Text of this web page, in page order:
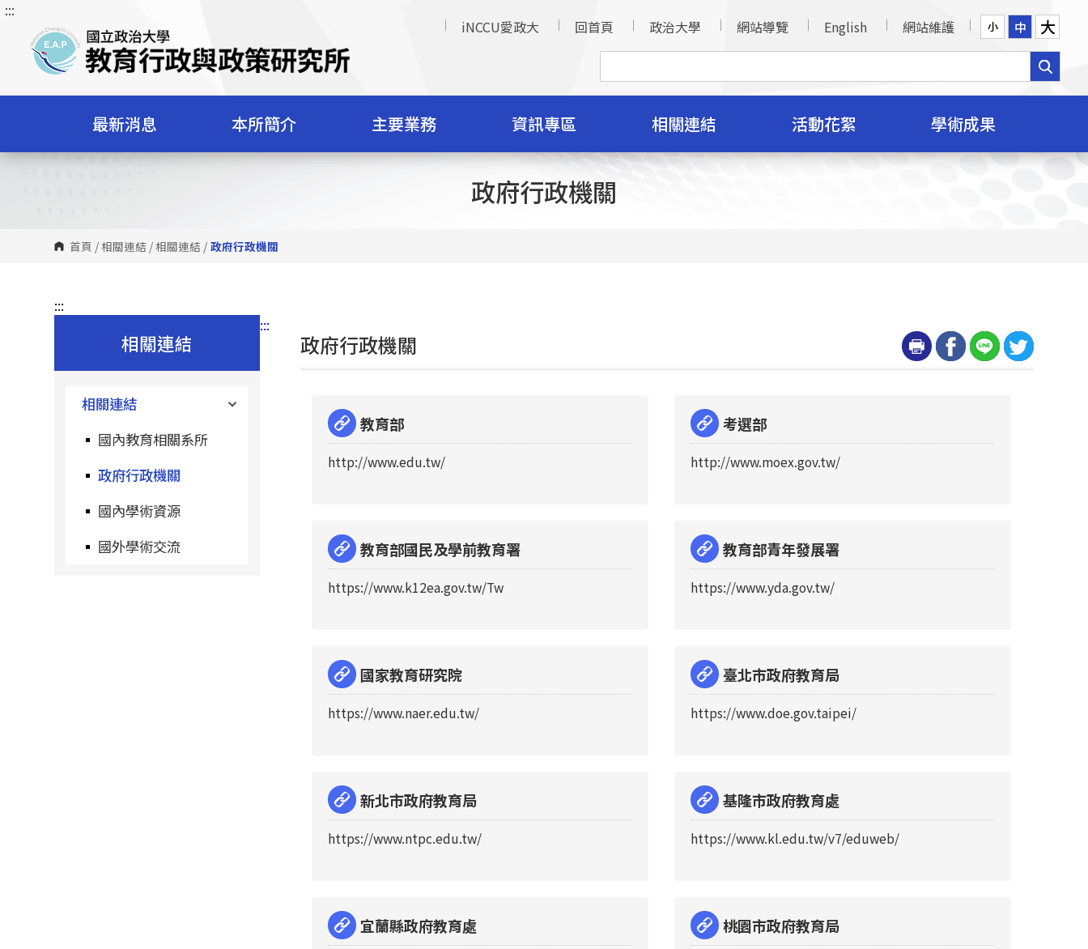
跳
內
塊
:::
iNCCU愛政大
回首頁 政治大學 網站導覽 English 網站維護 小 中 大
最新消息 本所簡介 主要業務 資訊專區 相關連結 活動花絮 學術成果
政府行政機關
首頁 /相關連結 /相關連結 / 政府行政機關
:::
相關連結
相關連結
國內教育相關系所
政府行政機關
國內學術資源
國外學術交流
:::
政府行政機關
教育部
http://www.edu.tw/
考選部
http://www.moex.gov.tw/
教育部國民及學前教育署
https://www.k12ea.gov.tw/Tw
教育部青年發展署
https://www.yda.gov.tw/
國家教育研究院
https://www.naer.edu.tw/
臺北市政府教育局
https://www.doe.gov.taipei/
新北市政府教育局
https://www.ntpc.edu.tw/
基隆市政府教育處
https://www.kl.edu.tw/v7/eduweb/
宜蘭縣政府教育處 桃園市政府教育局